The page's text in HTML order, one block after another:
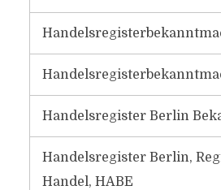
Handelsregister Berlin
Handelsregister Berlin,
Handel, HABE